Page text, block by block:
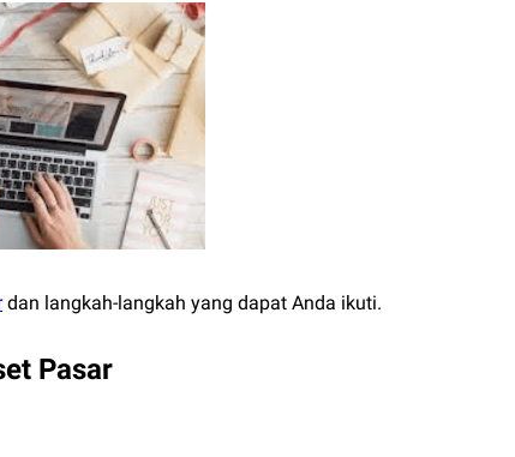
dan langkah-langkah yang dapat Anda ikuti.
Pasar